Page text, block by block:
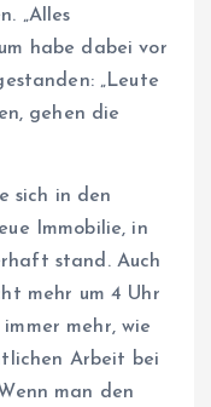
„Alles
habe dabei vor
„Leute
gehen die
sich in den
Immobilie, in
stand. Auch
mehr um 4 Uhr
mehr, wie
Arbeit bei
man den